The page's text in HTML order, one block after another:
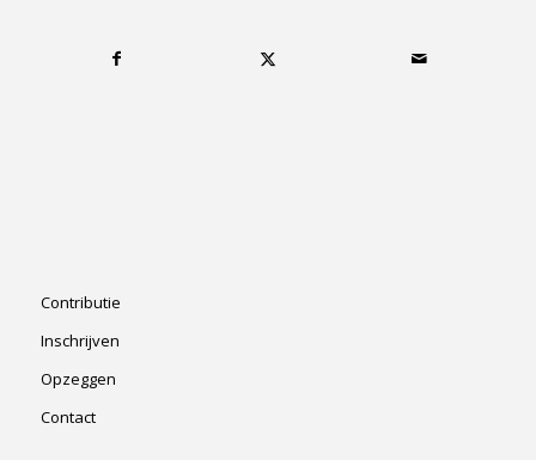
Contributie
Inschrijven
Opzeggen
Contact